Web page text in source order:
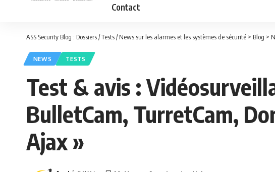
Contact
ASS Security Blog : Dossiers / Tests / News sur les alarmes et les systèmes de sécurité > Blog >
NEWS TESTS
Test & avis :
BulletCam, TurretCam,
Ajax »